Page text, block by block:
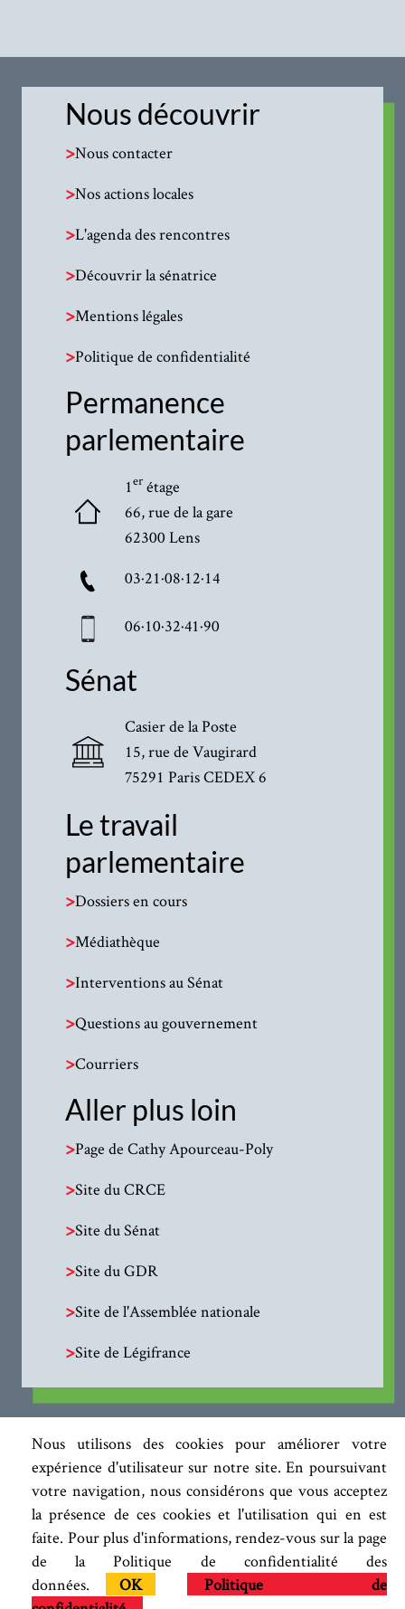
Nous utilisons des cookies pour améliorer votre
expérience d'utilisateur sur notre site. En poursuivant
votre navigation, nous considérons que vous acceptez
la présence de ces cookies et l'utilisation qui en est
faite. Pour plus d'informations, rendez-vous sur la page
de la Politique de confidentialité des
données.
OK
Politique de
Nous découvrir
>Nous contacter
>Nos actions locales
>L'agenda des rencontres
>Découvrir la sénatrice
>Mentions légales
>Politique de confidentialité
Permanence
parlementaire
1erétage
66, rue de la gare
62300 Lens
03·21·08·12·14
06·10·32·41·90
Sénat
Casier de la Poste
15, rue de Vaugirard
75291 Paris CEDEX 6
Le travail
parlementaire
>Dossiers en cours
>Médiathèque
>Interventions au Sénat
>Questions au gouvernement
>Courriers
Aller plus loin
>Page de Cathy Apourceau-Poly
>Site du CRCE
>Site du Sénat
>Site du GDR
>Site de l'Assemblée nationale
>Site de Légifrance